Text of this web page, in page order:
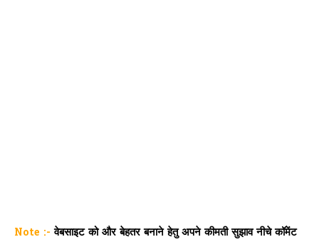
Note :- वेबसाइट को और बेहतर बनाने हेतु अपने कीमती सुझाव नीचे कॉमेंट